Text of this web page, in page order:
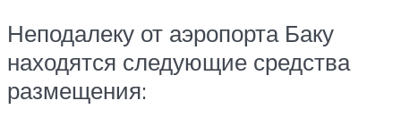
Неподалеку от аэропорта Баку
находятся следующие средства
размещения: